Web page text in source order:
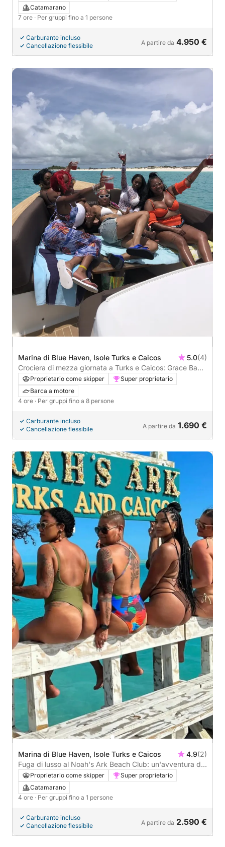
Catamarano
7 ore · Per gruppi fino a 1 persone
Carburante incluso
Cancellazione flessibile
A partire da 4.950 €
Marina di Blue Haven, Isole Turks e Caicos 5.0(4)
Crociera di mezza giornata a Turks e Caicos: Grace Bay
e tesori nascosti
Proprietario come skipper
Super proprietario
Barca a motore
4 ore · Per gruppi fino a 8 persone
Carburante incluso
Cancellazione flessibile
A partire da 1.690 €
Marina di Blue Haven, Isole Turks e Caicos 4.9(2)
Fuga di lusso al Noah's Ark Beach Club: un'avventura di
mezza giornata in catamarano
Proprietario come skipper
Super proprietario
Catamarano
4 ore · Per gruppi fino a 1 persone
Carburante incluso
Cancellazione flessibile
A partire da 2.590 €